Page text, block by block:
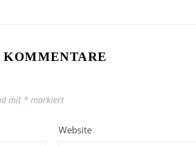
KOMMENTARE
mit * markiert
Website